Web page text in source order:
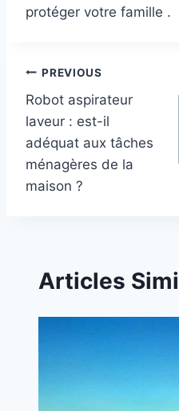
protéger votre famille .
Post
navigation
PREVIOUS
Robot aspirateur
laveur : est-il
adéquat aux tâches
ménagères de la
maison ?
Articles